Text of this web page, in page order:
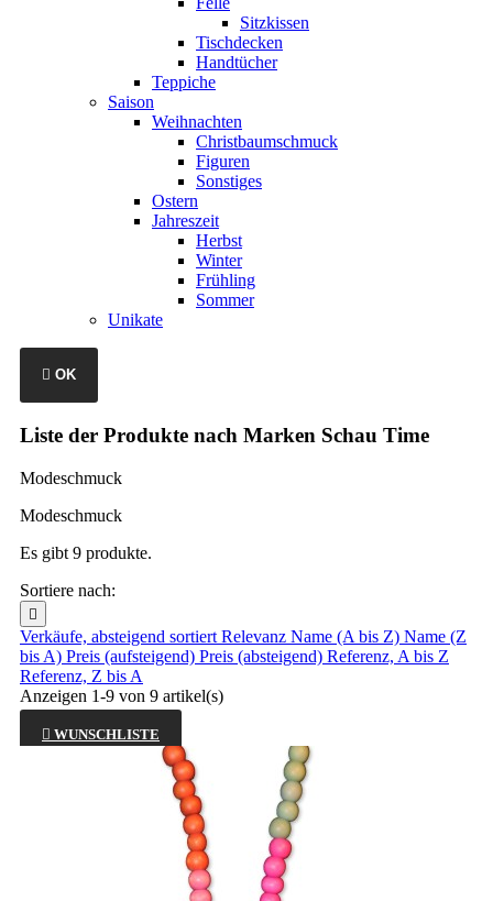
Sitzkissen
Tischdecken
Handtücher
Teppiche
Saison
Weihnachten
Christbaumschmuck
Figuren
Sonstiges
Ostern
Jahreszeit
Herbst
Winter
Frühling
Sommer
Unikate
 OK
Liste der Produkte nach Marken Schau Time
Modeschmuck
Modeschmuck
Es gibt 9 produkte.
Sortiere nach:

Verkäufe, absteigend sortiert Relevanz Name (A bis Z) Name (Z
bis A) Preis (aufsteigend) Preis (absteigend) Referenz, A bis Z
Referenz, Z bis A
Anzeigen 1-9 von 9 artikel(s)
 WUNSCHLISTE